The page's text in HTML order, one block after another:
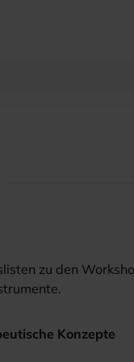
Zugangskavität
Gleitpfad•
und Mittagessen
zu den
Konzepte